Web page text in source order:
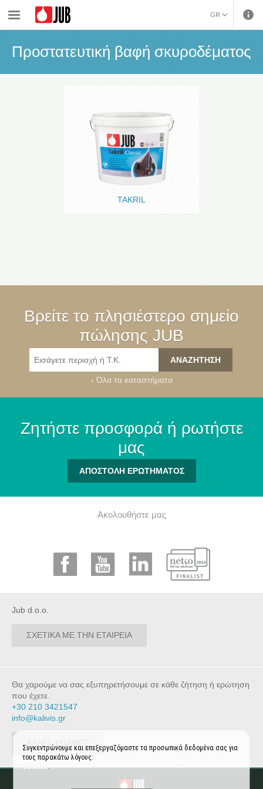
GR
Προστασία επιφανειών σκυροδέματος
Προστατευτική βαφή σκυροδέματος
TAKRIL
Βρείτε το πλησιέστερο σημείο
πώλησης JUB
›Όλα τα καταστήματα
Ζητήστε προσφορά ή ρωτήστε
μας
ΑΠΟΣΤΟΛΗ ΕΡΩΤΗΜΑΤΟΣ
Ακολουθήστε μας
Jub d.o.o.
ΣΧΕΤΙΚΑ ΜΕ ΤΗΝ ΕΤΑΙΡΕΙΑ
Θα χαρούμε να σας εξυπηρετήσουμε σε κάθε ζήτηση ή ερώτηση
που έχετε.
+30 210 3421547
info@kalivis.gr
ΑΛΛΕΣ ΕΠΑΦΕΣ
Συγκεντρώνουμε και επεξεργαζόμαστε τα προσωπικά δεδομένα σας για
τους παρακάτω λόγους:
Cookies.